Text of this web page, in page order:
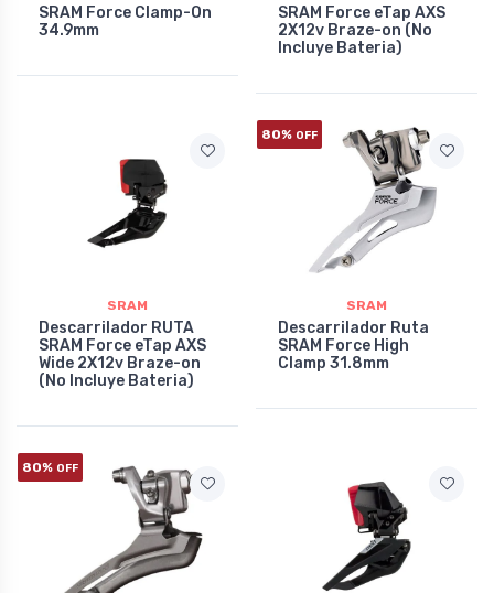
SRAM Force Clamp-On
34.9mm
SRAM Force eTap AXS
2X12v Braze-on (No
Incluye Bateria)
SRAM
Descarrilador RUTA
SRAM Force eTap AXS
Wide 2X12v Braze-on
(No Incluye Bateria)
80% OFF
SRAM
Descarrilador Ruta
SRAM Force High
Clamp 31.8mm
80% OFF